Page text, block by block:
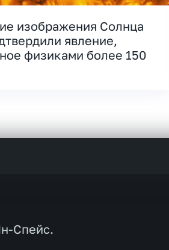
изображения Солнца
явление,
физиками более 150
Спейс.